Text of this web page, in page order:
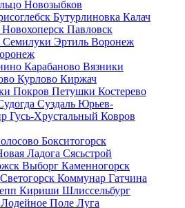
Новозыбков
Бутурлиновка Калач
Новохоперск Павловск
Семилуки Эртиль Воронеж
Карабаново Вязники
Курлово Киржач
Покров Петушки Костерево
Суздаль Юрьев-
Гусь-Хрустальный Ковров
Бокситогорск
Ладога Сясьстрой
Выборг Каменногорск
Светогорск Коммунар Гатчина
Кириши Шлиссельбург
Лодейное Поле Луга